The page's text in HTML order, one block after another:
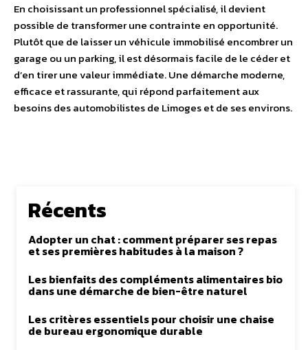
En choisissant un professionnel spécialisé, il devient
possible de transformer une contrainte en opportunité.
Plutôt que de laisser un véhicule immobilisé encombrer un
garage ou un parking, il est désormais facile de le céder et
d’en tirer une valeur immédiate. Une démarche moderne,
efficace et rassurante, qui répond parfaitement aux
besoins des automobilistes de Limoges et de ses environs.
Récents
Adopter un chat : comment préparer ses repas
et ses premières habitudes à la maison ?
Les bienfaits des compléments alimentaires bio
dans une démarche de bien-être naturel
Les critères essentiels pour choisir une chaise
de bureau ergonomique durable